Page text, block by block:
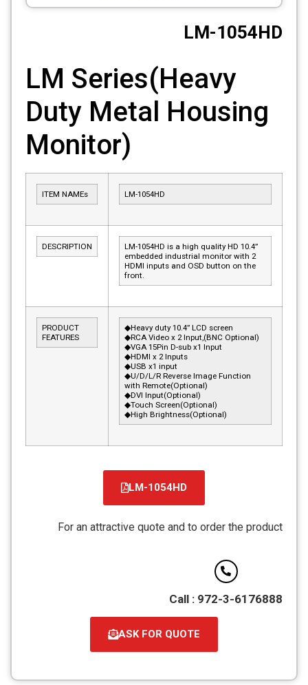
LM-1054HD
LM Series(Heavy
Duty Metal Housing
Monitor)
ITEM NAMEs LM-1054HD
DESCRIPTION
LM-1054HD is a high quality HD 10.4”
embedded industrial monitor with 2
HDMI inputs and OSD button on the
front.
PRODUCT
FEATURES
◆Heavy duty 10.4” LCD screen
◆RCA Video x 2 Input,(BNC Optional)
◆VGA 15Pin D-sub x1 Input
◆HDMI x 2 Inputs
◆USB x1 input
◆U/D/L/R Reverse Image Function
with Remote(Optional)
◆DVI Input(Optional)
◆Touch Screen(Optional)
◆High Brightness(Optional)
LM-1054HD
קובץ
PDF
For an attractive quote and to order the product
Call : 972-3-6176888
ASK FOR QUOTE